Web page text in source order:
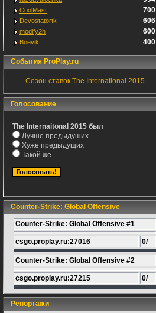
CoolMast 700
Devostatortk 606
modify2h 600
Boevik 400
События ProPlay.ru
Сезон ставок The International 2015
Голосование
The Internaitonal 2015 был
Лучше предыдуших
Хуже предыдущих
Такой же
Counter-Strike: Global Offensive
Counter-Strike: Global Offensive #1
csgo.proplay.ru:27016 0/
Counter-Strike: Global Offensive #2
csgo.proplay.ru:27215 0/
Репортажи